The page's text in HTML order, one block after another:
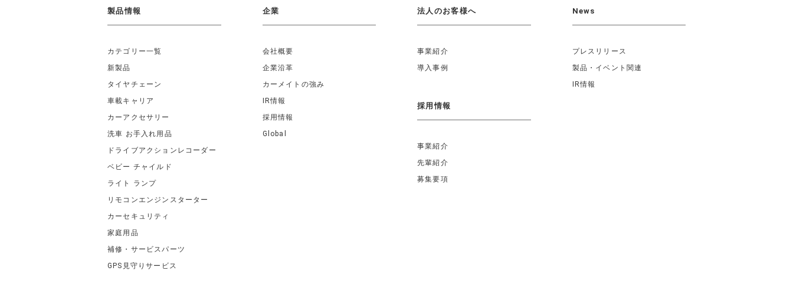
製品情報
カテゴリー一覧
新製品
タイヤチェーン
車載キャリア
カーアクセサリー
洗車 お手入れ用品
ドライブアクションレコーダー
ベビー チャイルド
ライト ランプ
リモコンエンジンスターター
カーセキュリティ
家庭用品
補修・サービスパーツ
GPS見守りサービス
企業
会社概要
企業沿革
カーメイトの強み
IR情報
採用情報
Global
法人のお客様へ
事業紹介
導入事例
News
プレスリリース
製品・イベント関連
IR情報
採用情報
事業紹介
先輩紹介
募集要項